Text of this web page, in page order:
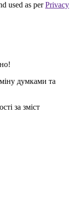
used as perPrivacy
думками та
за зміст